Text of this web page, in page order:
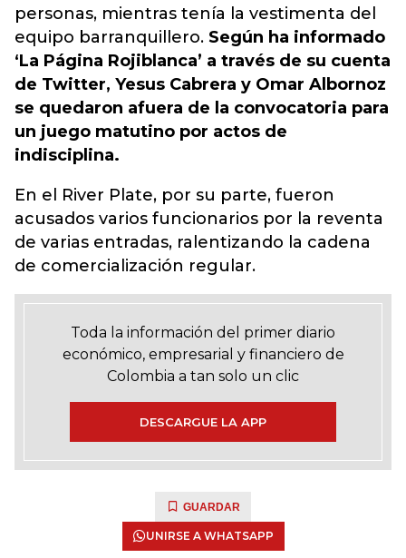
personas, mientras tenía la vestimenta del
equipo barranquillero. Según ha informado
‘La Página Rojiblanca’ a través de su cuenta
de Twitter, Yesus Cabrera y Omar Albornoz
se quedaron afuera de la convocatoria para
un juego matutino por actos de
indisciplina.
En el River Plate, por su parte, fueron
acusados varios funcionarios por la reventa
de varias entradas, ralentizando la cadena
de comercialización regular.
Toda la información del primer diario
económico, empresarial y financiero de
Colombia a tan solo un clic
DESCARGUE LA APP
GUARDAR
UNIRSE A WHATSAPP